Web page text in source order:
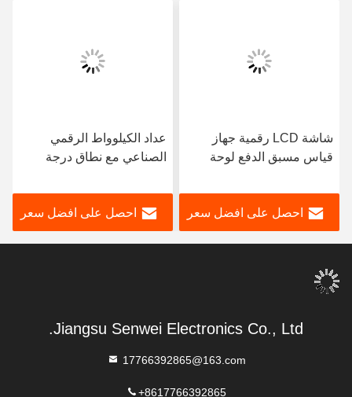
شاشة LCD رقمية جهاز
قياس مسبق الدفع لوحة
مفاتيح ومصدر الطاقة
الكهربائيةاحصل على افضل سعر
عداد الكيلوواط الرقمي
الصناعي مع نطاق درجة
احصل على افضل سعر
Jiangsu Senwei Electronics Co., Ltd.
17766392865@163.com
+8617766392865